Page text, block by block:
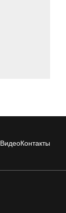
ВидеоКонтакты